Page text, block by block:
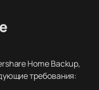
Home Backup,
требования: